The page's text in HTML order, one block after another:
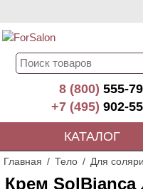
8 (800)555-
+7 (495)902-
КАТАЛОГ
Главная Тело Для
Крем SolBianca